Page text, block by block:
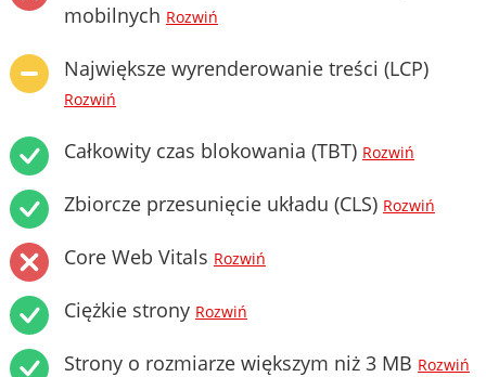
mobilnych Rozwiń
Największe wyrenderowanie treści (LCP)
Rozwiń
Całkowity czas blokowania (TBT) Rozwiń
Zbiorcze przesunięcie układu (CLS) Rozwiń
Core Web Vitals Rozwiń
Ciężkie strony Rozwiń
Strony o rozmiarze większym niż 3 MB Rozwiń